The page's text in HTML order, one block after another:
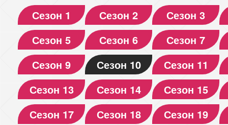
Сезон 1 Сезон 2
Сезон 3
Сезон 5
Сезон 6
Сезон 7
Сезон 9
Сезон 10
Сезон 11
Сезон 13
Сезон 14
Сезон 15
Сезон 17
Сезон 18
Сезон 19